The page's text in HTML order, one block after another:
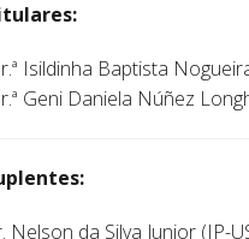
Isildinha Baptista
Geni Daniela Núñez
Nelson da Silva Junior (IP-